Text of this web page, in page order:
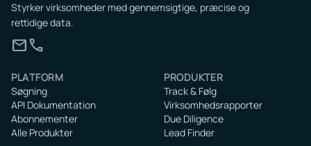
Styrker virksomheder med gennemsigtige, præcise og
rettidige data.
mailcall
PLATFORM
Søgning
API Dokumentation
Abonnementer
Alle Produkter
PRODUKTER
Track & Følg
Virksomhedsrapporter
Due Diligence
Lead Finder